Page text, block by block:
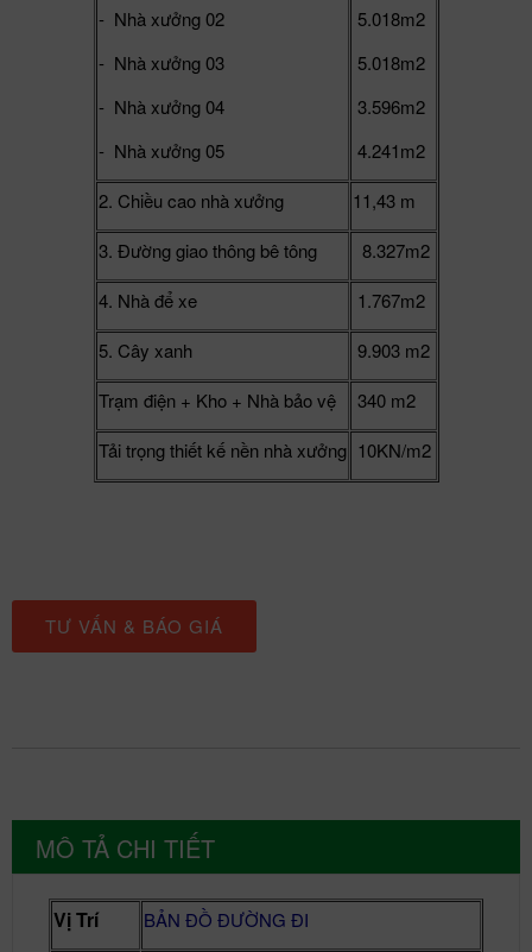
- Nhà xưởng 02
- Nhà xưởng 03
- Nhà xưởng 04
- Nhà xưởng 05
5.018m2
5.018m2
3.596m2
4.241m2
2. Chiều cao nhà xưởng
11,43 m
3. Đường giao thông bê tông
8.327m2
4. Nhà để xe
1.767m2
5. Cây xanh
9.903 m2
Trạm điện + Kho + Nhà bảo vệ
340 m2
Tải trọng thiết kế nền nhà xưởng 10KN/m2
TƯ VẤN & BÁO GIÁ
MÔ TẢ CHI TIẾT
Vị Trí
BẢN ĐỒ ĐƯỜNG ĐI